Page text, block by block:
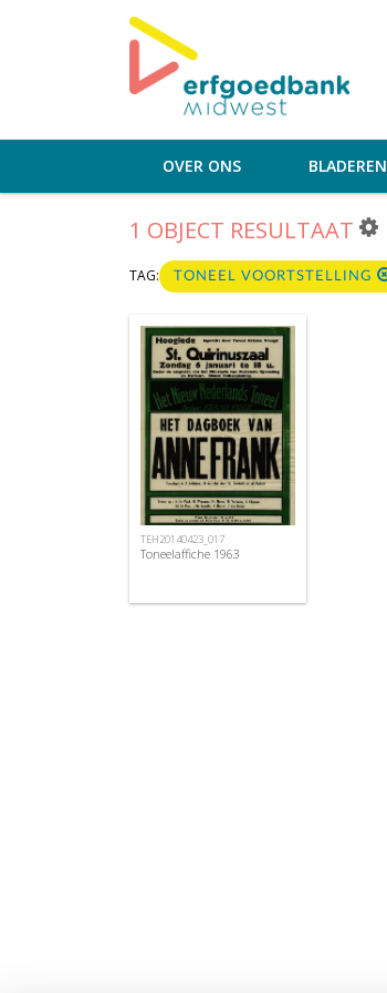
OVER ONS BLADEREN
1 OBJECT RESULTAAT
TAG: TONEEL VOORTSTELLING
TEH20140423_017
Toneelaffiche 1963